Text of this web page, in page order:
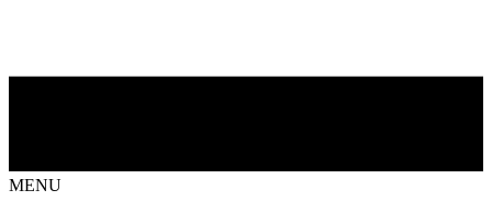
MENU